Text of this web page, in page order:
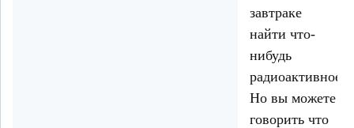
завтраке
найти что-
нибудь
радиоактивное.
Но вы можете
говорить что